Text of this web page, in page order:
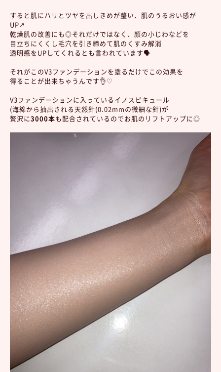
すると肌にハリとツヤを出しきめが整い、肌のうるおい感が
UP↗︎
乾燥肌の改善にも◎それだけではなく、顔の小じわなどを
目立ちにくくし毛穴を引き締めて肌のくすみ解消
透明感をUPしてくれるとも言われています🗣
それがこのV3ファンデーションを塗るだけでこの効果を
得ることが出来ちゃうんです👌♡
V3ファンデーションに入っているイノスピキュール
(海綿から抽出される天然針(0.02mmの微細な針)が
贅沢に3000本も配合されているのでお肌のリフトアップに◎